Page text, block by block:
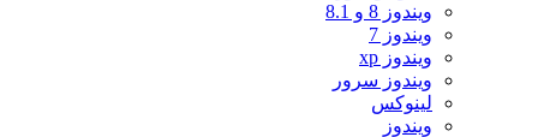
ویندوز 8 و 8.1
ویندوز 7
ویندوز xp
ویندوز سرور
لینوکس
ویندوز